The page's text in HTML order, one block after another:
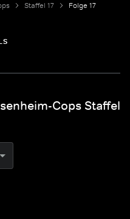
Staffel 17 Folge 17
Cops Staffel